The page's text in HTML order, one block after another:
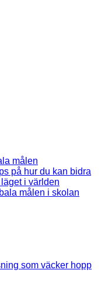
målen
på hur du kan bidra
i världen
målen i skolan
som väcker hopp